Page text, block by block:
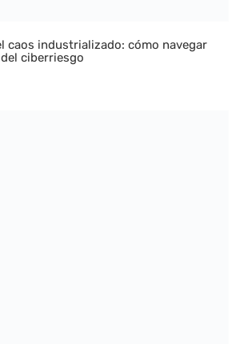
caos industrializado: cómo navegar
ciberriesgo